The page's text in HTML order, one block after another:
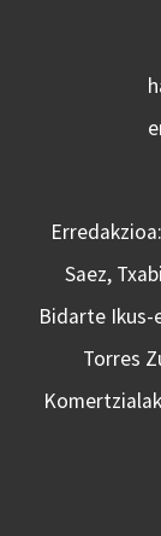
Saez,
Bidarte Ikus-
Torres